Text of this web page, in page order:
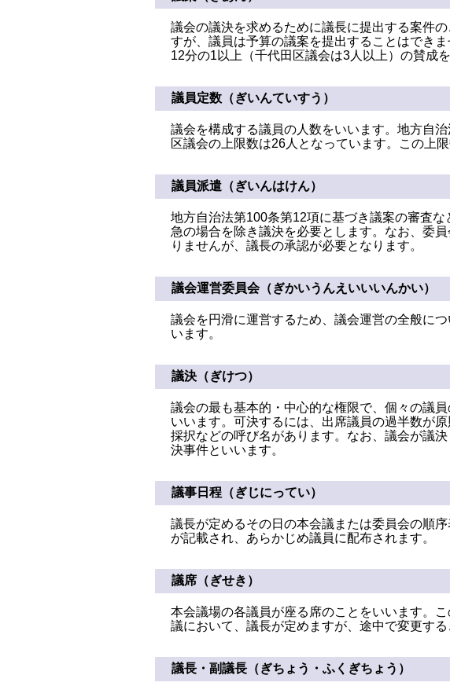
議会の議決を求めるために議長に提出する案件
すが、議員は予算の議案を提出することはでき
12分の1以上（千代田区議会は3人以上）の賛成
議員定数（ぎいんていすう）
議会を構成する議員の人数をいいます。地方自
区議会の上限数は26人となっています。この上
議員派遣（ぎいんはけん）
地方自治法第100条第12項に基づき議案の審査
急の場合を除き議決を必要とします。なお、委
りませんが、議長の承認が必要となります。
議会運営委員会（ぎかいうんえいいいんかい）
議会を円滑に運営するため、議会運営の全般に
います。
議決（ぎけつ）
議会の最も基本的・中心的な権限で、個々の議
いいます。可決するには、出席議員の過半数が
採択などの呼び名があります。なお、議会が議
決事件といいます。
議事日程（ぎじにってい）
議長が定めるその日の本会議または委員会の順
が記載され、あらかじめ議員に配布されます。
議席（ぎせき）
本会議場の各議員が座る席のことをいいます。
議において、議長が定めますが、途中で変更する
議長・副議長（ぎちょう・ふくぎちょう）